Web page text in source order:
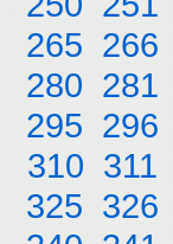
265 266
280 281
295 296
310 311
325 326